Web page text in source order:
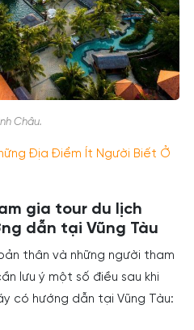
Châu.
Địa Điểm Ít Người Biết Ở
gia tour du lịch
dẫn tại Vũng Tàu
thân và những người tham
lưu ý một số điều sau khi
có hướng dẫn tại Vũng Tàu: